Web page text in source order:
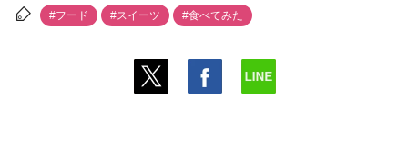
#フード #スイーツ #食べてみた